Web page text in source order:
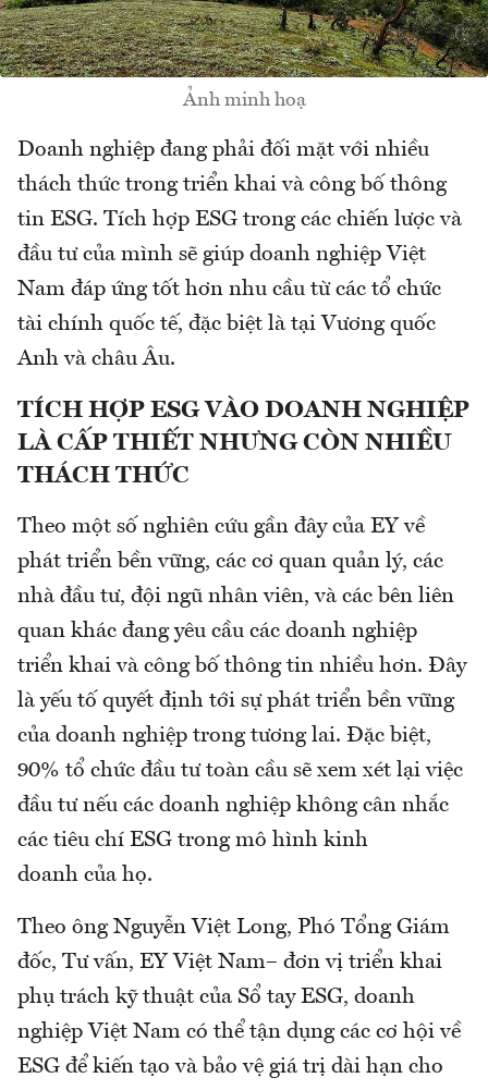
Ảnh minh hoạ
Doanh nghiệp đang phải đối mặt với nhiều
thách thức trong triển khai và công bố thông
tin ESG. Tích hợp ESG trong các chiến lược và
đầu tư của mình sẽ giúp doanh nghiệp Việt
Nam đáp ứng tốt hơn nhu cầu từ các tổ chức
tài chính quốc tế, đặc biệt là tại Vương quốc
Anh và châu Âu.
TÍCH HỢP ESG VÀO DOANH NGHIỆP
LÀCẤP THIẾT NHƯNG CÒN NHIỀU
THÁCH THỨC
Theo một số nghiên cứu gần đây của EY về
phát triển bền vững, các cơ quan quản lý, các
nhà đầu tư, đội ngũ nhân viên, và các bên liên
quan khác đang yêu cầu các doanh nghiệp
triển khai và công bố thông tin nhiều hơn. Đây
là yếu tố quyết định tới sự phát triển bền vững
của doanh nghiệp trong tương lai. Đặc biệt,
90% tổ chức đầu tư toàn cầu sẽ xem xét lại việc
đầu tư nếu các doanh nghiệp không cân nhắc
các tiêu chí ESG trong mô hình kinh
doanh của họ.
Theo ông Nguyễn Việt Long, Phó Tổng Giám
đốc, Tư vấn, EY Việt Nam– đơn vị triển khai
phụ trách kỹ thuật của Sổ tay ESG, doanh
nghiệp Việt Nam có thể tận dụng các cơ hội về
ESG để kiến tạo và bảo vệ giá trị dài hạn cho